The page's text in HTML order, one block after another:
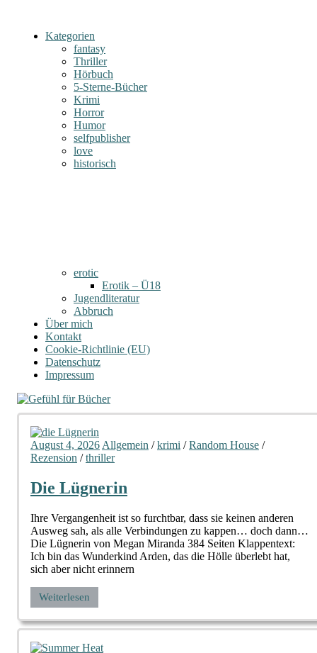
Kategorien
fantasy
Thriller
Hörbuch
5-Sterne-Bücher
Krimi
Horror
Humor
selfpublisher
love
historisch
erotic
Erotik – Ü18
Jugendliteratur
Abbruch
Über mich
Kontakt
Cookie-Richtlinie (EU)
Datenschutz
Impressum
August 4, 2026 Allgemein /krimi /Random House /
Rezension /thriller
Die Lügnerin
Ihre Vergangenheit ist so furchtbar, dass sie keinen anderen
Ausweg sah, als alle Verbindungen zu kappen… doch dann…
Die Lügnerin von Megan Miranda 384 Seiten Klappentext:
Ich bin das Wunderkind Arden, das die Hölle überlebt hat,
sich aber nicht erinnern
Weiterlesen